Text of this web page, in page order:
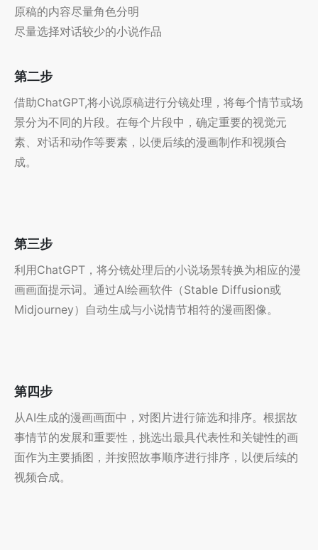
原稿的内容尽量角色分明
尽量选择对话较少的小说作品
第二步
借助ChatGPT,将小说原稿进行分镜处理，将每个情节或场
景分为不同的片段。在每个片段中，确定重要的视觉元
素、对话和动作等要素，以便后续的漫画制作和视频合
成。
第三步
利用ChatGPT，将分镜处理后的小说场景转换为相应的漫
画画面提示词。通过AI绘画软件（Stable Diffusion或
Midjourney）自动生成与小说情节相符的漫画图像。
第四步
从AI生成的漫画画面中，对图片进行筛选和排序。根据故
事情节的发展和重要性，挑选出最具代表性和关键性的画
面作为主要插图，并按照故事顺序进行排序，以便后续的
视频合成。